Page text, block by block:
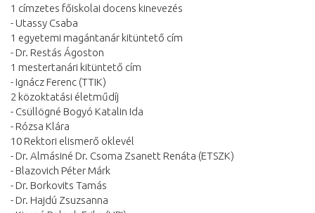
1 címzetes főiskolai docens kinevezés
- Utassy Csaba
1 egyetemi magántanár kitüntető cím
- Dr. Restás Ágoston
1 mestertanári kitüntető cím
- Ignácz Ferenc (TTIK)
2 közoktatási életműdíj
- Csüllögné Bogyó Katalin Ida
- Rózsa Klára
10 Rektori elismerő oklevél
- Dr. Almásiné Dr. Csoma Zsanett Renáta (ETSZK)
- Blazovich Péter Márk
- Dr. Borkovits Tamás
- Dr. Hajdú Zsuzsanna